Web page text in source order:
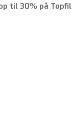
til 30% på Topfil